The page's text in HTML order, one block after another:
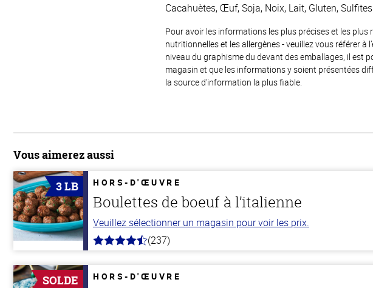
Cacahuètes, Œuf, Soja, Noix, Lait, Gluten, Sulfites
Pour avoir les informations les plus précises et les
nutritionnelles et les allergènes - veuillez vous référer à
niveau du graphisme du devant des emballages, il est
magasin et que les informations y soient présentées
la source d'information la plus fiable.
Vous aimerez aussi
3 LB HORS-D'ŒUVRE
Boulettes de boeuf à l’italienne
Veuillez sélectionner un magasin pour voir les prix.
4.6
5
stars
(237)
SOLDE
HORS-D'ŒUVRE